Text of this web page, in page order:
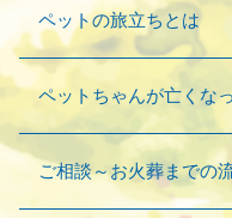
ペットの旅立ちとは
ペットちゃんが亡くな
ご相談～お火葬までの